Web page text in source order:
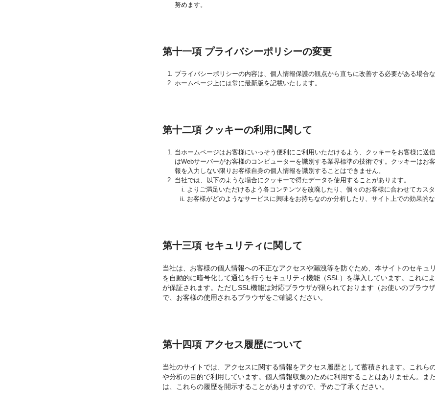
努めます。
第十一項 プライバシーポリシーの変更
プライバシーポリシーの内容は、個人情報保護の観点から直ちに改善する必要がある場合
ホームページ上には常に最新版を記載いたします。
第十二項 クッキーの利用に関して
当ホームページはお客様にいっそう便利にご利用いただけるよう、クッキーをお客様に送
はWebサーバーがお客様のコンピューターを識別する業界標準の技術です。クッキーは
報を入力しない限りお客様自身の個人情報を識別することはできません。
当社では、以下のような場合にクッキーで得たデータを使用することがあります。
よりご満足いただけるよう各コンテンツを改廃したり、個々のお客様に合わせてカス
お客様がどのようなサービスに興味をお持ちなのか分析したり、サイト上での効果的
第十三項 セキュリティに関して
当社は、お客様の個人情報への不正なアクセスや漏洩等を防ぐため、本サイトのセキ
を自動的に暗号化して通信を行うセキュリティ機能（SSL）を導入しています。これに
が保証されます。ただしSSL機能は対応ブラウザが限られております（お使いのブラウ
で、お客様の使用されるブラウザをご確認ください。
第十四項 アクセス履歴について
当社のサイトでは、アクセスに関する情報をアクセス履歴として蓄積されます。これ
や分析の目的で利用しています。個人情報収集のために利用することはありません。
は、これらの履歴を開示することがありますので、予めご了承ください。